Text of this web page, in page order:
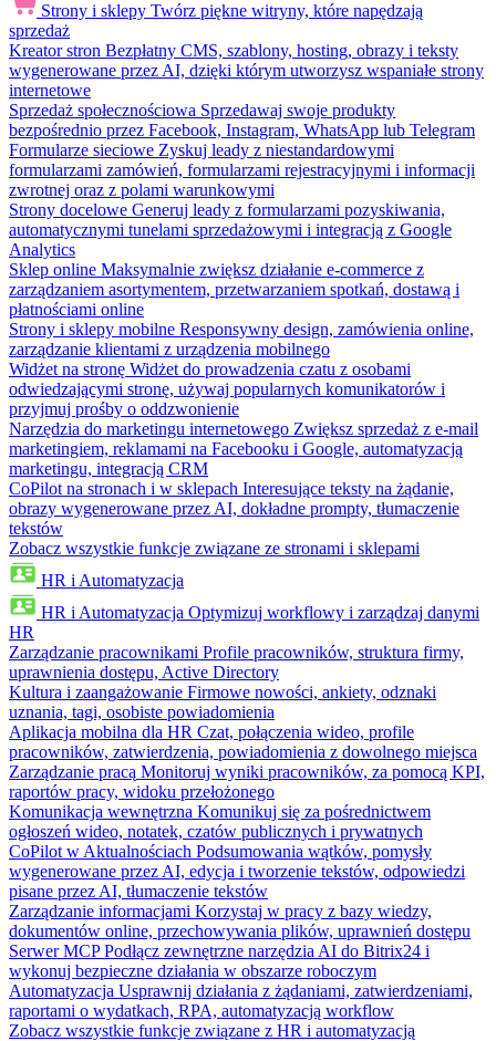
Strony i sklepy Twórz piękne witryny, które napędzają
sprzedaż
Kreator stron Bezpłatny CMS, szablony, hosting, obrazy i teksty
wygenerowane przez AI, dzięki którym utworzysz wspaniałe strony
internetowe
Sprzedaż społecznościowa Sprzedawaj swoje produkty
bezpośrednio przez Facebook, Instagram, WhatsApp lub Telegram
Formularze sieciowe Zyskuj leady z niestandardowymi
formularzami zamówień, formularzami rejestracyjnymi i informacji
zwrotnej oraz z polami warunkowymi
Strony docelowe Generuj leady z formularzami pozyskiwania,
automatycznymi tunelami sprzedażowymi i integracją z Google
Analytics
Sklep online Maksymalnie zwiększ działanie e-commerce z
zarządzaniem asortymentem, przetwarzaniem spotkań, dostawą i
płatnościami online
Strony i sklepy mobilne Responsywny design, zamówienia online,
zarządzanie klientami z urządzenia mobilnego
Widżet na stronę Widżet do prowadzenia czatu z osobami
odwiedzającymi stronę, używaj popularnych komunikatorów i
przyjmuj prośby o oddzwonienie
Narzędzia do marketingu internetowego Zwiększ sprzedaż z e-mail
marketingiem, reklamami na Facebooku i Google, automatyzacją
marketingu, integracją CRM
CoPilot na stronach i w sklepach Interesujące teksty na żądanie,
obrazy wygenerowane przez AI, dokładne prompty, tłumaczenie
tekstów
Zobacz wszystkie funkcje związane ze stronami i sklepami
HR i Automatyzacja
HR i Automatyzacja Optymizuj workflowy i zarządzaj danymi
HR
Zarządzanie pracownikami Profile pracowników, struktura firmy,
uprawnienia dostępu, Active Directory
Kultura i zaangażowanie Firmowe nowości, ankiety, odznaki
uznania, tagi, osobiste powiadomienia
Aplikacja mobilna dla HR Czat, połączenia wideo, profile
pracowników, zatwierdzenia, powiadomienia z dowolnego miejsca
Zarządzanie pracą Monitoruj wyniki pracowników, za pomocą KPI,
raportów pracy, widoku przełożonego
Komunikacja wewnętrzna Komunikuj się za pośrednictwem
ogłoszeń wideo, notatek, czatów publicznych i prywatnych
CoPilot w Aktualnościach Podsumowania wątków, pomysły
wygenerowane przez AI, edycja i tworzenie tekstów, odpowiedzi
pisane przez AI, tłumaczenie tekstów
Zarządzanie informacjami Korzystaj w pracy z bazy wiedzy,
dokumentów online, przechowywania plików, uprawnień dostępu
Serwer MCP Podłącz zewnętrzne narzędzia AI do Bitrix24 i
wykonuj bezpieczne działania w obszarze roboczym
Automatyzacja Usprawnij działania z żądaniami, zatwierdzeniami,
raportami o wydatkach, RPA, automatyzacją workflow
Zobacz wszystkie funkcje związane z HR i automatyzacją